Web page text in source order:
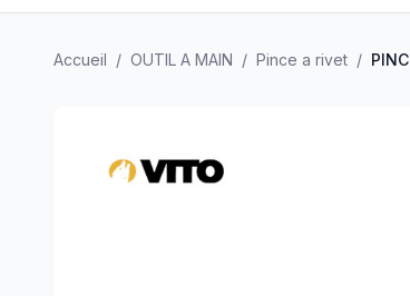
Accueil / OUTIL A MAIN / Pince a rivet /